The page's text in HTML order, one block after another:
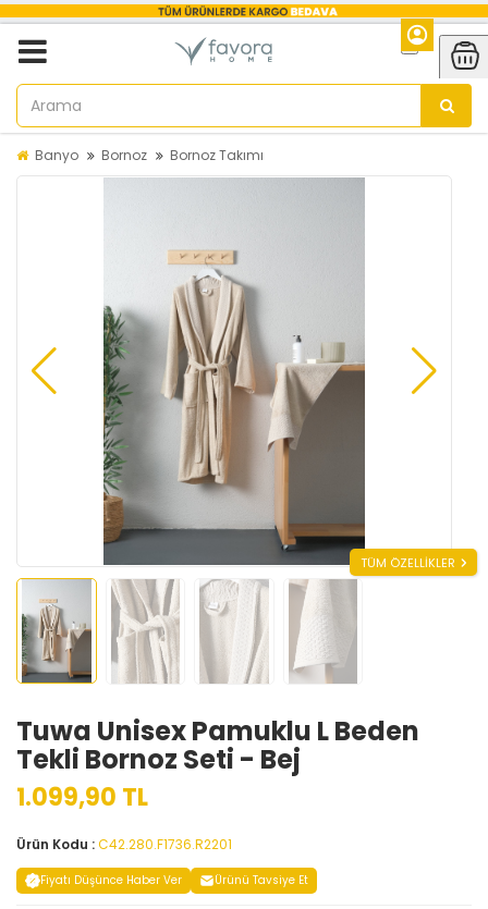
Banyo Bornoz Bornoz Takımı
TÜM ÖZELLİKLER
Tuwa Unisex Pamuklu L Beden
Tekli Bornoz Seti - Bej
1.099,90 TL
Ürün Kodu :C42.280.F1736.R2201
Fiyatı Düşünce Haber Ver Ürünü Tavsiye Et